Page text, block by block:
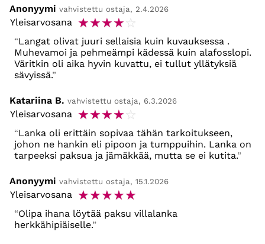
Anonyymi vahvistettu ostaja, 2.4.2026
Yleisarvosana ☆☆☆☆☆
Langat olivat juuri sellaisia kuin kuvauksessa .
Muhevamoi ja pehmeämpi kädessä kuin alafosslopi.
Väritkin oli aika hyvin kuvattu, ei tullut yllätyksiä
sävyissä.
Katariina B. vahvistettu ostaja, 6.3.2026
Yleisarvosana ☆☆☆☆☆
Lanka oli erittäin sopivaa tähän tarkoitukseen,
johon ne hankin eli pipoon ja tumppuihin. Lanka on
tarpeeksi paksua ja jämäkkää, mutta se ei kutita.
Anonyymi vahvistettu ostaja, 15.1.2026
Yleisarvosana ☆☆☆☆☆
Olipa ihana löytää paksu villalanka
herkkähipiäiselle.